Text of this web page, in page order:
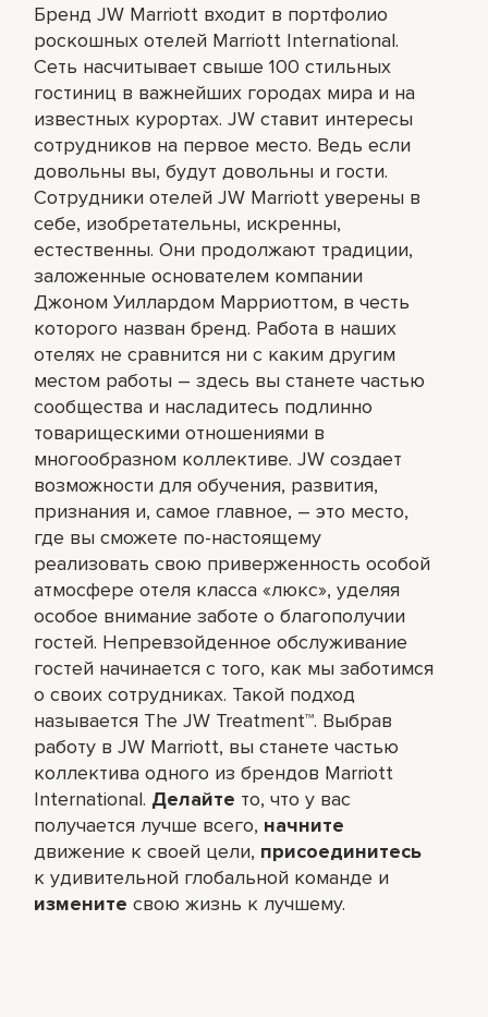
Бренд JW Marriott входит в портфолио
роскошных отелей Marriott International.
Сеть насчитывает свыше 100 стильных
гостиниц в важнейших городах мира и на
известных курортах. JW ставит интересы
сотрудников на первое место. Ведь если
довольны вы, будут довольны и гости.
Сотрудники отелей JW Marriott уверены в
себе, изобретательны, искренны,
естественны. Они продолжают традиции,
заложенные основателем компании
Джоном Уиллардом Марриоттом, в честь
которого назван бренд. Работа в наших
отелях не сравнится ни с каким другим
местом работы – здесь вы станете частью
сообщества и насладитесь подлинно
товарищескими отношениями в
многообразном коллективе. JW создает
возможности для обучения, развития,
признания и, самое главное, – это место,
где вы сможете по-настоящему
реализовать свою приверженность особой
атмосфере отеля класса «люкс», уделяя
особое внимание заботе о благополучии
гостей. Непревзойденное обслуживание
гостей начинается с того, как мы заботимся
о своих сотрудниках. Такой подход
называется The JW Treatment™. Выбрав
работу в JW Marriott, вы станете частью
коллектива одного из брендов Marriott
International. Делайте то, что у вас
получается лучше всего,​ начните
движение к своей цели, присоединитесь
к удивительной глобальной команде и
измените свою жизнь к лучшему.